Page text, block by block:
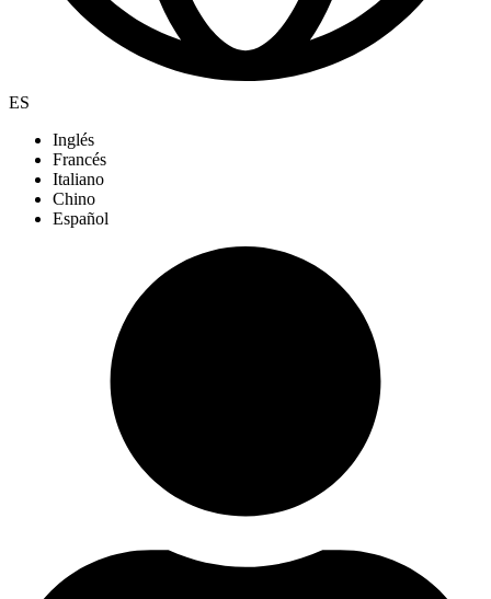
ES
Inglés
Francés
Italiano
Chino
Español